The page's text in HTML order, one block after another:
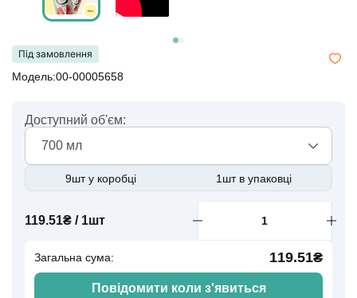
Під замовлення
Модель:00-00005658
Доступний об'єм:
700 мл
9шт у коробці 1шт в упаковці
119.51₴ / 1шт
Загальна сума: 119.51₴
Повідомити коли з'явиться